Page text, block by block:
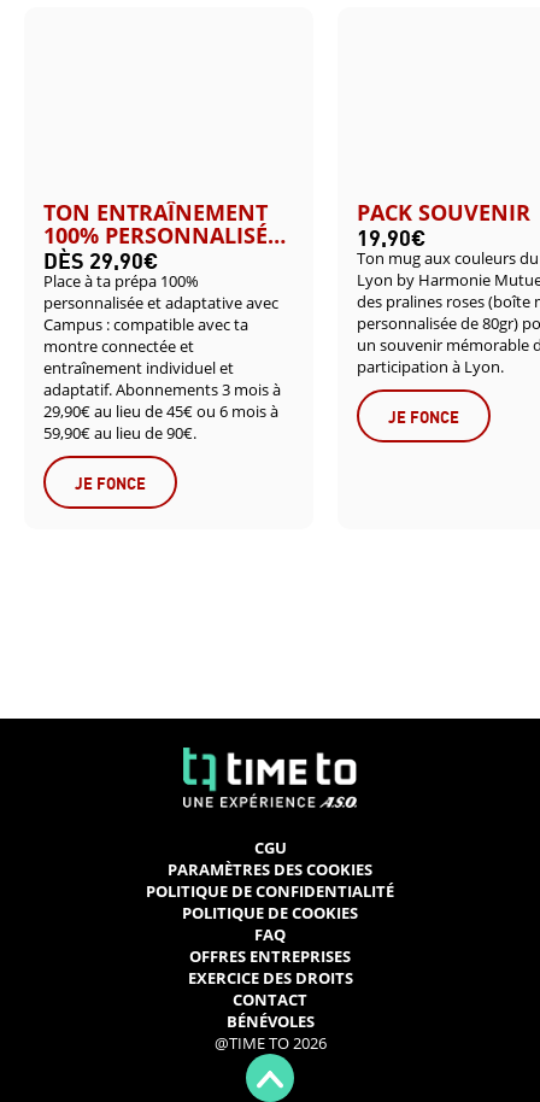
TON ENTRAÎNEMENT
100% PERSONNALISÉ
AVEC CAMPUS
DÈS 29,90€
Place à ta prépa 100%
personnalisée et adaptative avec
Campus : compatible avec ta
montre connectée et
entraînement individuel et
adaptatif. Abonnements 3 mois à
29,90€ au lieu de 45€ ou 6 mois à
59,90€ au lieu de 90€.
JE FONCE
PACK SOUVENIR
19,90€
Ton mug aux couleurs
Lyon by Harmonie
des pralines roses (boîte
personnalisée de 80gr)
un souvenir mémorable
participation à Lyon.
JE FONCE
CGU
PARAMÈTRES DES COOKIES
POLITIQUE DE CONFIDENTIALITÉ
POLITIQUE DE COOKIES
FAQ
OFFRES ENTREPRISES
EXERCICE DES DROITS
CONTACT
BÉNÉVOLES
@TIME TO 2026